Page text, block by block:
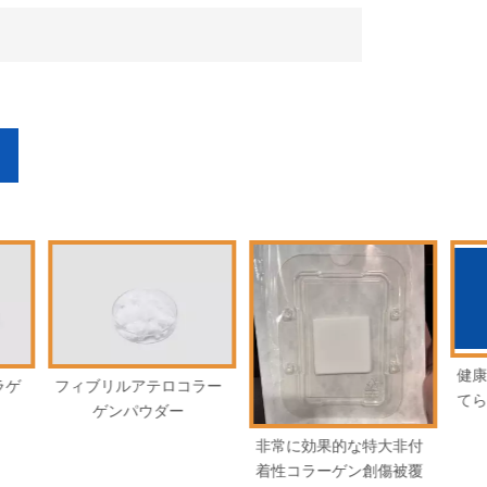
ー
健康な髪のための草で育
てられた加水分解コラー
ゲン膜
重